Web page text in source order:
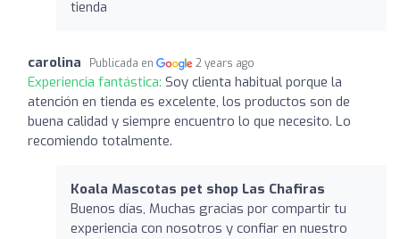
tienda
carolina Publicada en 2 years ago
Experiencia fantástica: Soy clienta habitual porque la
atención en tienda es excelente, los productos son de
buena calidad y siempre encuentro lo que necesito. Lo
recomiendo totalmente.
Koala Mascotas pet shop Las Chafiras
Buenos días, Muchas gracias por compartir tu
experiencia con nosotros y confiar en nuestro